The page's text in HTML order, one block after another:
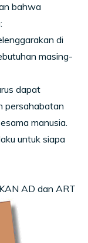
bahwa
di
masing-
dapat
persahabatan
manusia.
untuk siapa
AD dan ART